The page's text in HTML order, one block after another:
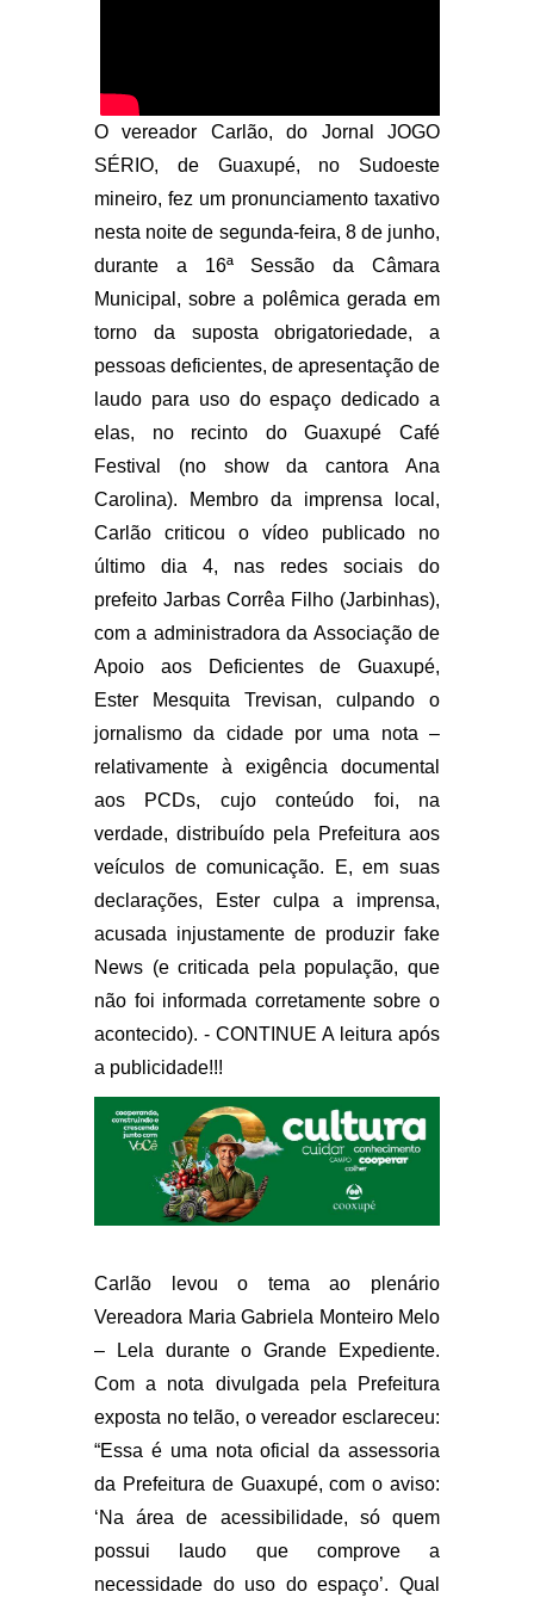
O vereador Carlão, do Jornal JOGO
SÉRIO, de Guaxupé, no Sudoeste
mineiro, fez um pronunciamento taxativo
nesta noite de segunda-feira, 8 de junho,
durante a 16ª Sessão da Câmara
Municipal, sobre a polêmica gerada em
torno da suposta obrigatoriedade, a
pessoas deficientes, de apresentação de
laudo para uso do espaço dedicado a
elas, no recinto do Guaxupé Café
Festival (no show da cantora Ana
Carolina). Membro da imprensa local,
Carlão criticou o vídeo publicado no
último dia 4, nas redes sociais do
prefeito Jarbas Corrêa Filho (Jarbinhas),
com a administradora da Associação de
Apoio aos Deficientes de Guaxupé,
Ester Mesquita Trevisan, culpando o
jornalismo da cidade por uma nota –
relativamente à exigência documental
aos PCDs, cujo conteúdo foi, na
verdade, distribuído pela Prefeitura aos
veículos de comunicação. E, em suas
declarações, Ester culpa a imprensa,
acusada injustamente de produzir fake
News (e criticada pela população, que
não foi informada corretamente sobre o
acontecido). - CONTINUE A leitura após
a publicidade!!!
Carlão levou o tema ao plenário
Vereadora Maria Gabriela Monteiro Melo
– Lela durante o Grande Expediente.
Com a nota divulgada pela Prefeitura
exposta no telão, o vereador esclareceu:
“Essa é uma nota oficial da assessoria
da Prefeitura de Guaxupé, com o aviso:
‘Na área de acessibilidade, só quem
possui laudo que comprove a
necessidade do uso do espaço’. Qual